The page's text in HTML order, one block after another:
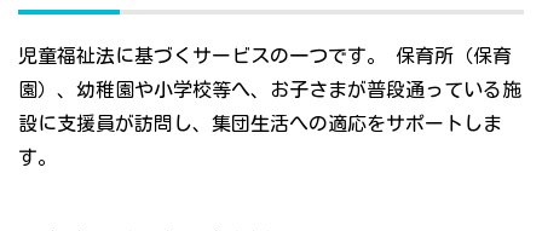
児童福祉法に基づくサービスの一つです。 保育所（保育
園）、幼稚園や小学校等へ、お子さまが普段通っている施
設に支援員が訪問し、集団生活への適応をサポートしま
す。